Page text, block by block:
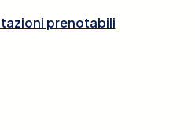
prenotabili